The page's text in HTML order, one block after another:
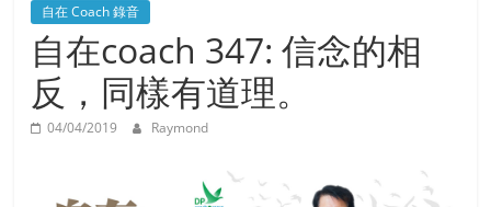
自在 Coach 錄音
自在coach 347: 信念的相
反，同樣有道理。
04/04/2019 Raymond